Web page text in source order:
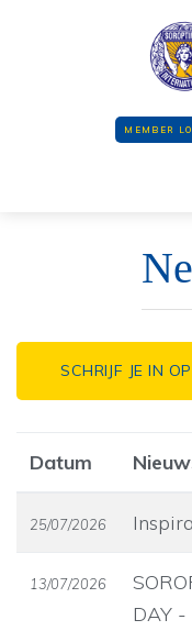
MEMBER
SCHRIJF JE IN
Datum
25/07/2026
13/07/2026
DAY